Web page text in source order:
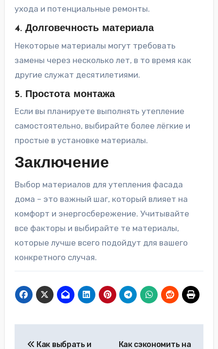
ухода и потенциальные ремонты.
4. Долговечность материала
Некоторые материалы могут требовать
замены через несколько лет, в то время как
другие служат десятилетиями.
5. Простота монтажа
Если вы планируете выполнять утепление
самостоятельно, выбирайте более лёгкие и
простые в установке материалы.
Заключение
Выбор материалов для утепления фасада
дома – это важный шаг, который влияет на
комфорт и энергосбережение. Учитывайте
все факторы и выбирайте те материалы,
которые лучше всего подойдут для вашего
конкретного случая.
Как выбрать и
Как сэкономить на